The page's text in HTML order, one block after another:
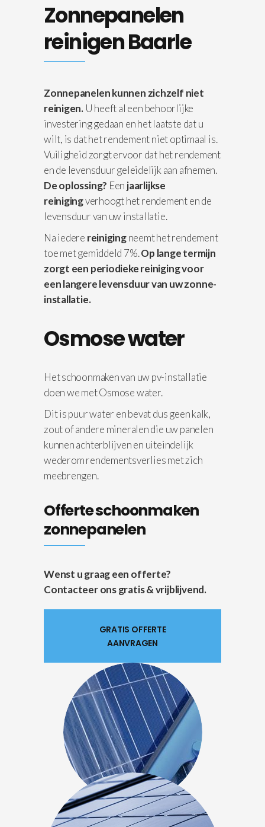
Zonnepanelen
reinigen Baarle
Zonnepanelen kunnen zichzelf niet
reinigen. U heeft al een behoorlijke
investering gedaan en het laatste dat u
wilt, is dat het rendement niet optimaal is.
Vuiligheid zorgt ervoor dat het rendement
en de levensduur geleidelijk aan afnemen.
De oplossing? Een jaarlijkse
reinigingverhoogt het rendement en de
levensduur van uw installatie.
Na iedere reinigingneemt het rendement
toe met gemiddeld 7%.Op lange termijn
zorgt een periodieke reiniging voor
een langere levensduur van uw zonne-
installatie.
Osmose water
Het schoonmaken van uw pv-installatie
doen we met Osmose water.
Dit is puur water en bevat dus geen kalk,
zout of andere mineralen die uw panelen
kunnen achterblijven en uiteindelijk
wederom rendementsverlies met zich
meebrengen.
Offerte schoonmaken
zonnepanelen
Wenst u graag een offerte?
Contacteer ons gratis & vrijblijvend.
GRATIS OFFERTE
AANVRAGEN